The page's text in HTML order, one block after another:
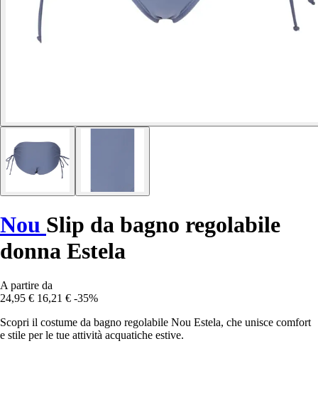
Nou Slip da bagno regolabile
donna Estela
A partire da
24,95 € 16,21 € -35%
Scopri il costume da bagno regolabile Nou Estela, che unisce comfort
e stile per le tue attività acquatiche estive.